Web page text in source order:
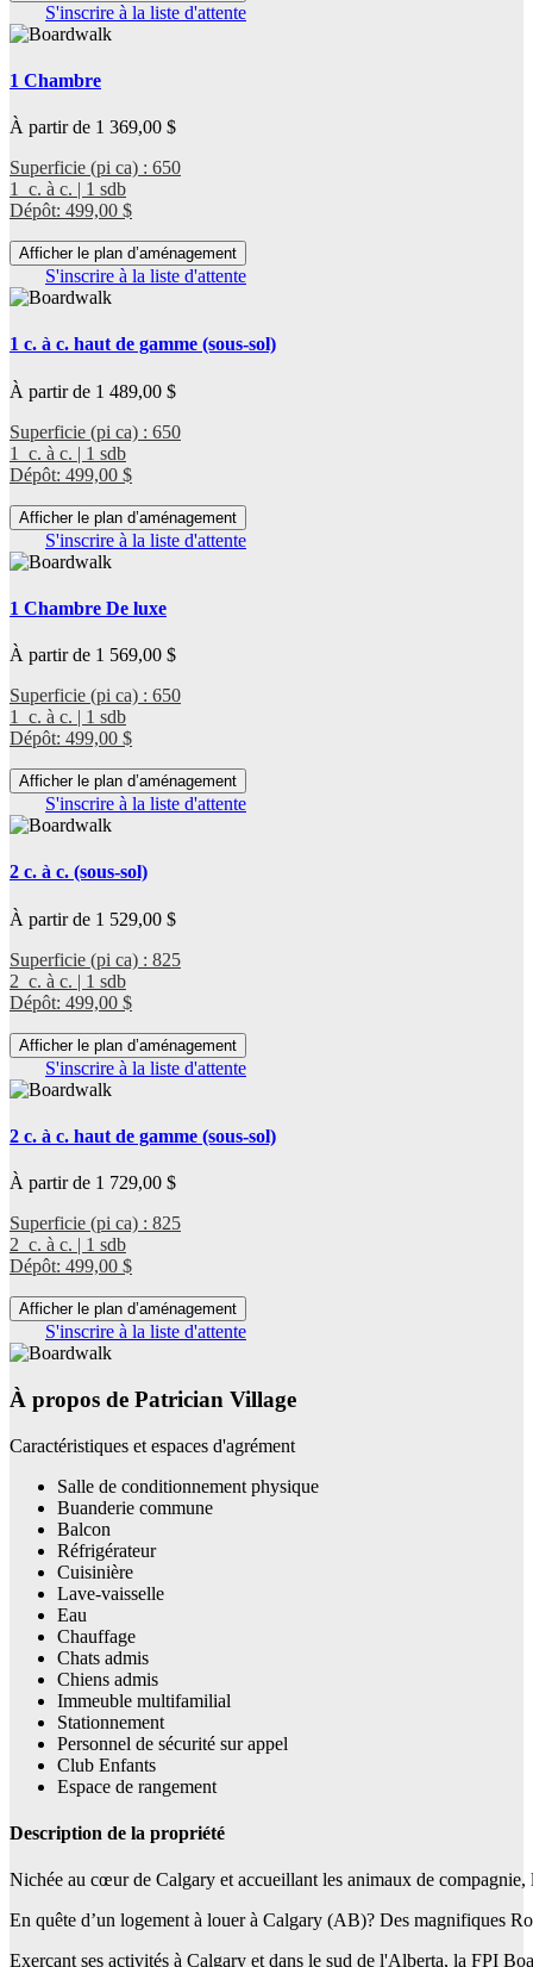
S'inscrire à la liste d'attente
1 Chambre
À partir de 1 369,00 $
Superficie (pi ca) : 650
1 c. à c. | 1 sdb
Dépôt: 499,00 $
Afficher le plan d’aménagement
S'inscrire à la liste d'attente
1 c. à c. haut de gamme (sous-sol)
À partir de 1 489,00 $
Superficie (pi ca) : 650
1 c. à c. | 1 sdb
Dépôt: 499,00 $
Afficher le plan d’aménagement
S'inscrire à la liste d'attente
1 Chambre De luxe
À partir de 1 569,00 $
Superficie (pi ca) : 650
1 c. à c. | 1 sdb
Dépôt: 499,00 $
Afficher le plan d’aménagement
S'inscrire à la liste d'attente
2 c. à c. (sous-sol)
À partir de 1 529,00 $
Superficie (pi ca) : 825
2 c. à c. | 1 sdb
Dépôt: 499,00 $
Afficher le plan d’aménagement
S'inscrire à la liste d'attente
2 c. à c. haut de gamme (sous-sol)
À partir de 1 729,00 $
Superficie (pi ca) : 825
2 c. à c. | 1 sdb
Dépôt: 499,00 $
Afficher le plan d’aménagement
S'inscrire à la liste d'attente
À propos de Patrician Village
Caractéristiques et espaces d'agrément
Salle de conditionnement physique
Buanderie commune
Balcon
Réfrigérateur
Cuisinière
Lave-vaisselle
Eau
Chauffage
Chats admis
Chiens admis
Immeuble multifamilial
Stationnement
Personnel de sécurité sur appel
Club Enfants
Espace de rangement
Description de la propriété
Nichée au cœur de Calgary et accueillant les animaux de compagnie,
En quête d’un logement à louer à Calgary (AB)? Des magnifiques
Exerçant ses activités à Calgary et dans le sud de l'Alberta, la FPI